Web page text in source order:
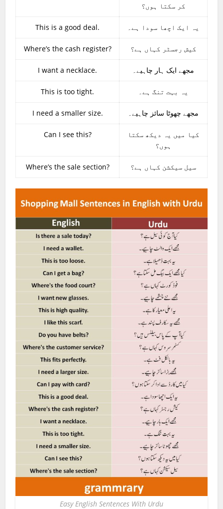
کر سکتا ہوں؟
This is a good deal. یہ ایک اچھا سودا ہے۔
Where’s the cash register? کیش رجسٹر کہاں ہے؟
I want a necklace. مجھے ایک ہار چاہیے۔
This is too tight. یہ بہت تنگ ہے۔
I need a smaller size. مجھے چھوٹا سائز چاہیے۔
Can I see this?
کیا میں یہ دیکھ سکتا
ہوں؟
Where’s the sale section? سیل سیکشن کہاں ہے؟
Easy English Sentences With Urdu